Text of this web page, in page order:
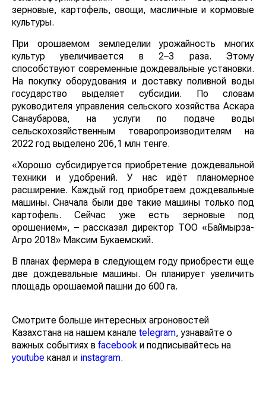
зерновые, картофель, овощи, масличные и кормовые
культуры.
При орошаемом земледелии урожайность многих
культур увеличивается в 2–3 раза. Этому
способствуют современные дождевальные установки.
На покупку оборудования и доставку поливной воды
государство выделяет субсидии. По словам
руководителя управления сельского хозяйства Аскара
Санаубарова, на услуги по подаче воды
сельскохозяйственным товаропроизводителям на
2022 год выделено 206,1 млн тенге.
«Хорошо субсидируется приобретение дождевальной
техники и удобрений. У нас идёт планомерное
расширение. Каждый год приобретаем дождевальные
машины. Сначала были две такие машины только под
картофель. Сейчас уже есть зерновые под
орошением», – рассказал директор ТОО «Баймырза-
Агро 2018» Максим Букаемский.
В планах фермера в следующем году приобрести еще
две дождевальные машины. Он планирует увеличить
площадь орошаемой пашни до 600 га.
Смотрите больше интересных агроновостей
Казахстана на нашем канале telegram, узнавайте о
важных событиях в facebook и подписывайтесь на
youtube канал и instagram.